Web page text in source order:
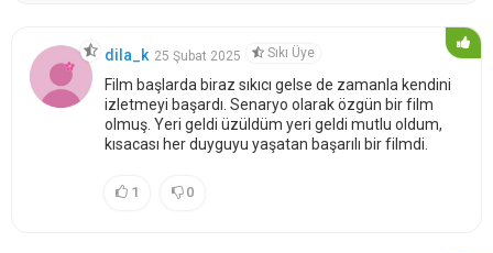
dila_k 25 Şubat 2025 Sıkı Üye
Film başlarda biraz sıkıcı gelse de zamanla kendini
izletmeyi başardı. Senaryo olarak özgün bir film
olmuş. Yeri geldi üzüldüm yeri geldi mutlu oldum,
kısacası her duyguyu yaşatan başarılı bir filmdi.
1 0